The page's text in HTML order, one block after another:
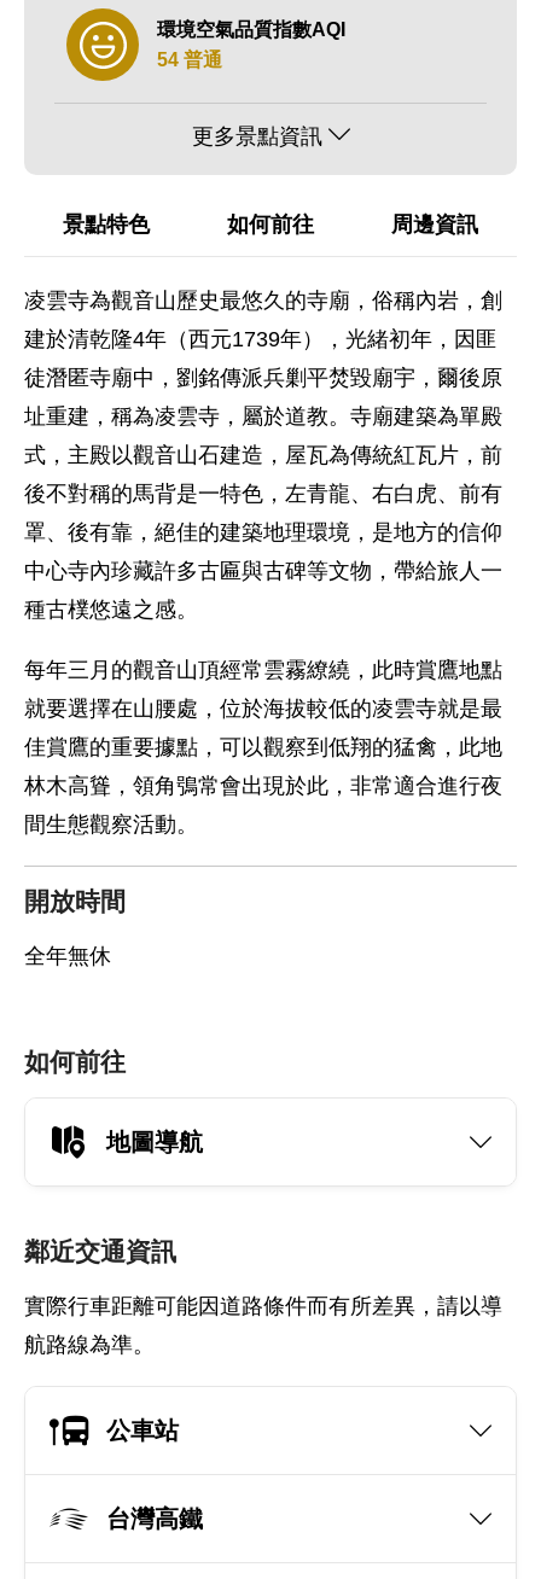
環境空氣品質指數AQI
54 普通
更多景點資訊
景點特色 如何前往 周邊資訊
凌雲寺為觀音山歷史最悠久的寺廟，俗稱內岩，創
建於清乾隆4年（西元1739年），光緒初年，因匪
徒潛匿寺廟中，劉銘傳派兵剿平焚毀廟宇，爾後原
址重建，稱為凌雲寺，屬於道教。寺廟建築為單殿
式，主殿以觀音山石建造，屋瓦為傳統紅瓦片，前
後不對稱的馬背是一特色，左青龍、右白虎、前有
罩、後有靠，絕佳的建築地理環境，是地方的信仰
中心寺內珍藏許多古匾與古碑等文物，帶給旅人一
種古樸悠遠之感。
每年三月的觀音山頂經常雲霧繚繞，此時賞鷹地點
就要選擇在山腰處，位於海拔較低的凌雲寺就是最
佳賞鷹的重要據點，可以觀察到低翔的猛禽，此地
林木高聳，領角鴞常會出現於此，非常適合進行夜
間生態觀察活動。
開放時間
全年無休
如何前往
地圖導航
鄰近交通資訊
實際行車距離可能因道路條件而有所差異，請以導
航路線為準。
公車站
台灣高鐵